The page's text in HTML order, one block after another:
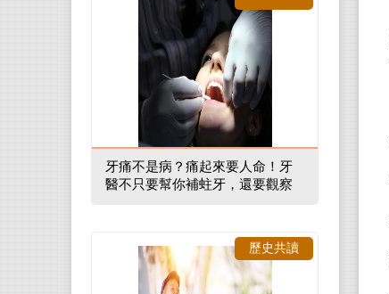
牙痛不是病？痛起來要人命！牙
醫不只要幫你補蛀牙，還要觀察
歷史共讀